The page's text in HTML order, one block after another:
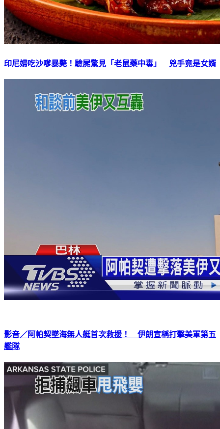
印尼婦吃沙嗲暴斃！驗屍驚見「老鼠藥中毒」 兇手竟是女婿
影音／阿帕契墜海無人艇首次救援！ 伊朗宣稱打擊美軍第五
艦隊